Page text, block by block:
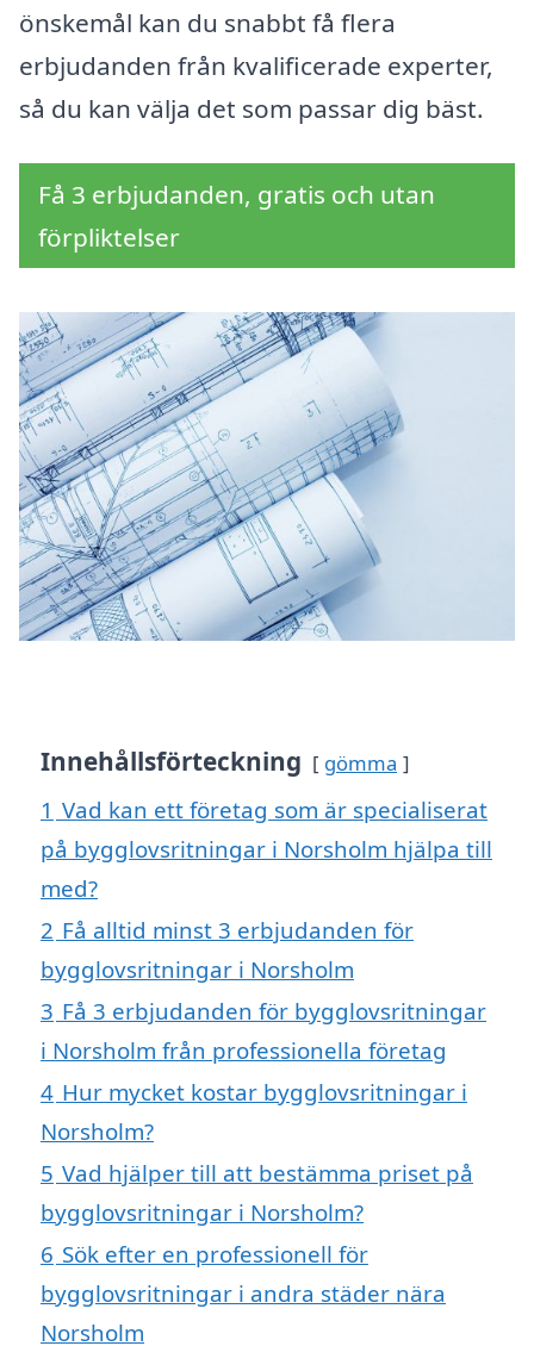
önskemål kan du snabbt få flera
erbjudanden från kvalificerade experter,
så du kan välja det som passar dig bäst.
Få 3 erbjudanden, gratis och utan
förpliktelser
Innehållsförteckning gömma
1 Vad kan ett företag som är specialiserat
på bygglovsritningar i Norsholm hjälpa till
med?
2 Få alltid minst 3 erbjudanden för
bygglovsritningar i Norsholm
3 Få 3 erbjudanden för bygglovsritningar
i Norsholm från professionella företag
4 Hur mycket kostar bygglovsritningar i
Norsholm?
5 Vad hjälper till att bestämma priset på
bygglovsritningar i Norsholm?
6 Sök efter en professionell för
bygglovsritningar i andra städer nära
Norsholm